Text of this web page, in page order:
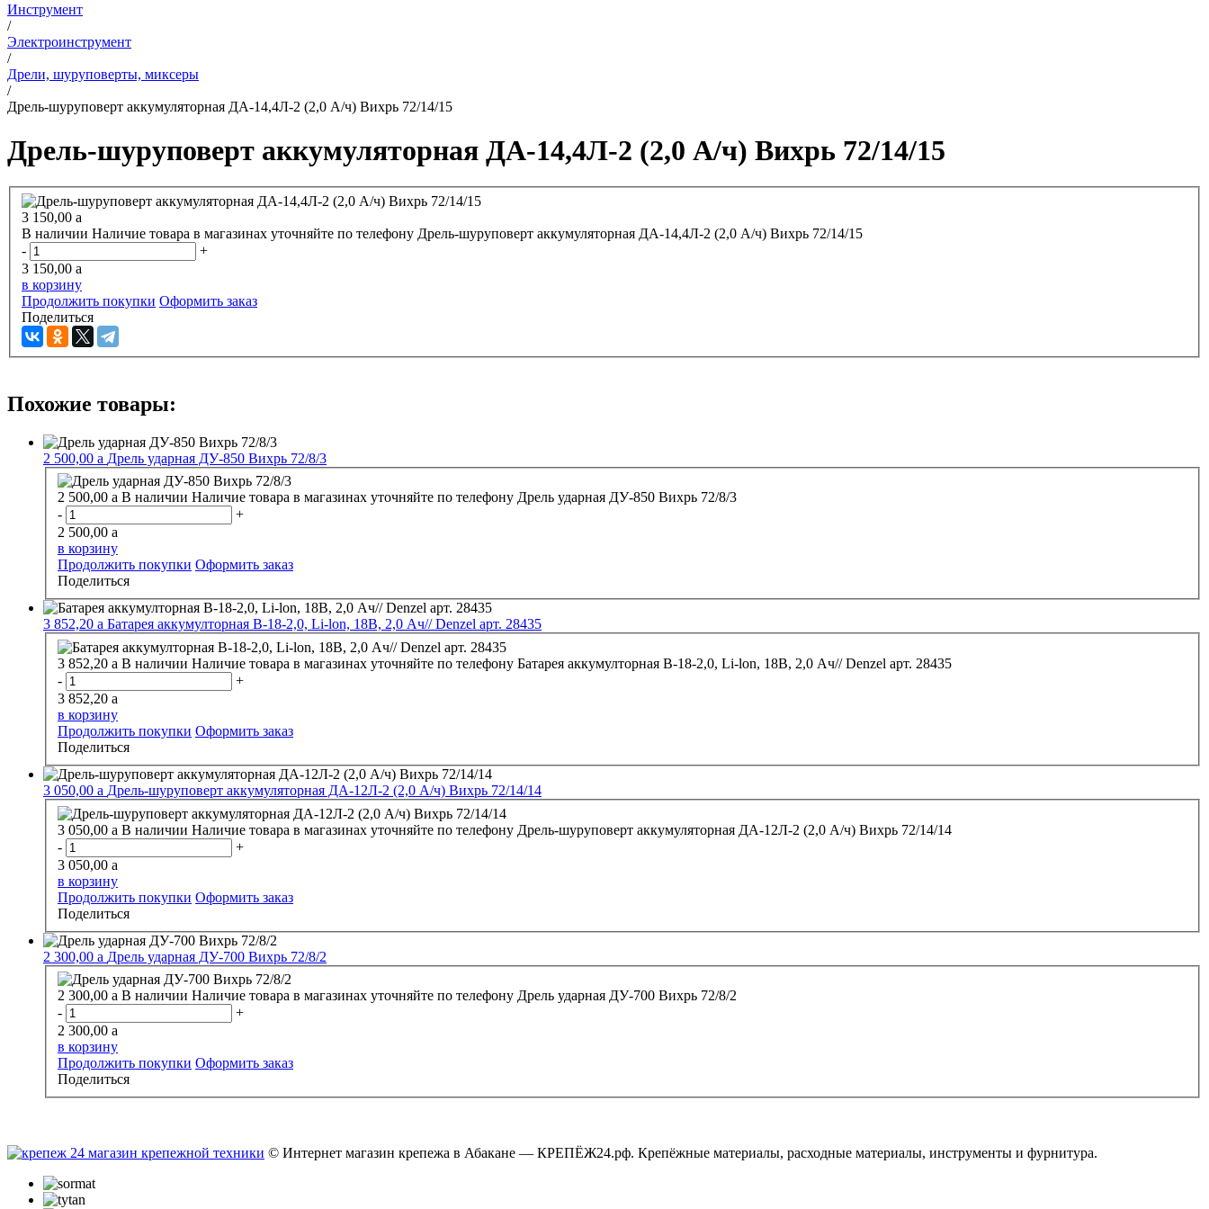
Инструмент
/
Электроинструмент
/
Дрели, шуруповерты, миксеры
/
Дрель-шуруповерт аккумуляторная ДА-14,4Л-2 (2,0 А/ч) Вихрь 72/14/15
Дрель-шуруповерт аккумуляторная ДА-14,4Л-2 (2,0 А/ч) Вихрь 72/14/15
3 150,00 a
В наличии Наличие товара в магазинах уточняйте по телефону Дрель-шуруповерт аккумуляторная ДА-14,4Л-2 (2,0 А/ч) Вихрь 72/14/15
-
+
3 150,00 a
в корзину
Продолжить покупки Оформить заказ
Поделиться
Похожие товары:
2 500,00 a Дрель ударная ДУ-850 Вихрь 72/8/3
2 500,00 a В наличии Наличие товара в магазинах уточняйте по телефону Дрель ударная ДУ-850 Вихрь 72/8/3
-
+
2 500,00 a
в корзину
Продолжить покупки Оформить заказ
Поделиться
3 852,20 a Батарея аккумулторная B-18-2,0, Li-lon, 18В, 2,0 Ач// Denzel арт. 28435
3 852,20 a В наличии Наличие товара в магазинах уточняйте по телефону Батарея аккумулторная B-18-2,0, Li-lon, 18В, 2,0 Ач// Denzel арт. 28435
-
+
3 852,20 a
в корзину
Продолжить покупки Оформить заказ
Поделиться
3 050,00 a Дрель-шуруповерт аккумуляторная ДА-12Л-2 (2,0 А/ч) Вихрь 72/14/14
3 050,00 a В наличии Наличие товара в магазинах уточняйте по телефону Дрель-шуруповерт аккумуляторная ДА-12Л-2 (2,0 А/ч) Вихрь 72/14/14
-
+
3 050,00 a
в корзину
Продолжить покупки Оформить заказ
Поделиться
2 300,00 a Дрель ударная ДУ-700 Вихрь 72/8/2
2 300,00 a В наличии Наличие товара в магазинах уточняйте по телефону Дрель ударная ДУ-700 Вихрь 72/8/2
-
+
2 300,00 a
в корзину
Продолжить покупки Оформить заказ
Поделиться
© Интернет магазин крепежа в Абакане — КРЕПЁЖ24.рф. Крепёжные материалы, расходные материалы, инструменты и фурнитура.